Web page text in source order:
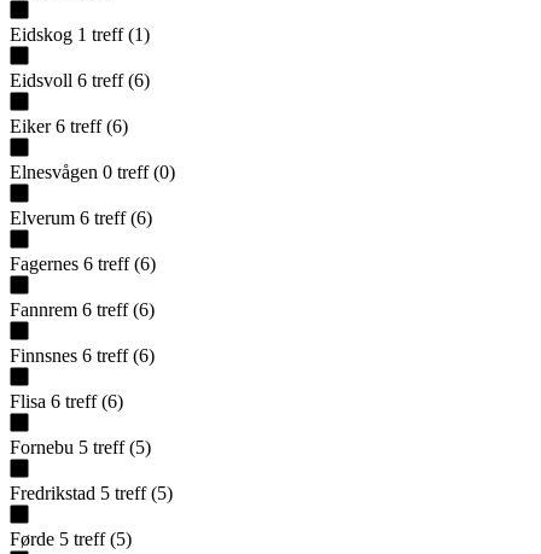
Eidskog 1 treff (1)
Eidsvoll 6 treff (6)
Eiker 6 treff (6)
Elnesvågen 0 treff (0)
Elverum 6 treff (6)
Fagernes 6 treff (6)
Fannrem 6 treff (6)
Finnsnes 6 treff (6)
Flisa 6 treff (6)
Fornebu 5 treff (5)
Fredrikstad 5 treff (5)
Førde 5 treff (5)